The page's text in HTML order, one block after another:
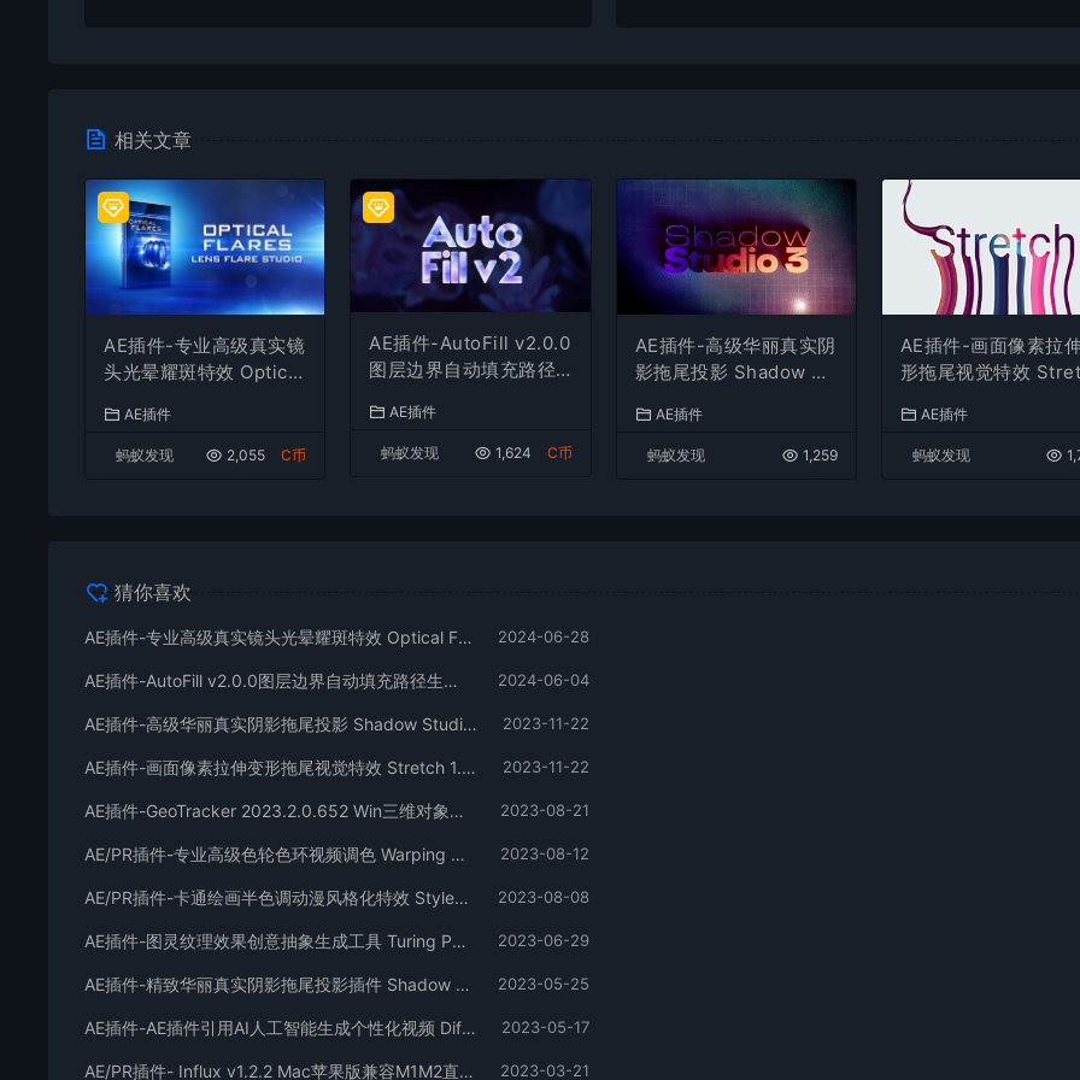
相关文章
AE插件-专业高级真实镜
头光晕耀斑特效 Optical
n AE插件
蚂蚁发现 2,055 C币
AE插件-AutoFill v2.0.0
图层边界自动填充路径
AE插件
蚂蚁发现 1,624 C币
AE插件-高级华丽真实阴
影拖尾投影 Shadow St
汉化+使用教程
AE插件
蚂蚁发现 1,259
AE插件-画面像素拉
形拖尾视觉特效
AE插件
蚂蚁发现
猜你喜欢
AE插件-专业高级真实镜头光晕耀斑特效 Optical Flares v1.3.8 (170) Win 2024-06-28
AE插件-AutoFill v2.0.0图层边界自动填充路径生长动画+使用教程 2024-06-04
AE插件-高级华丽真实阴影拖尾投影 Shadow Studio 3 v1.0.0 Win中文汉化+使用教程 2023-11-22
AE插件-画面像素拉伸变形拖尾视觉特效 Stretch 1.0 Win（中文汉化） 2023-11-22
AE插件-GeoTracker 2023.2.0.652 Win三维对象运动跟踪工具 +教程 2023-08-21
AE/PR插件-专业高级色轮色环视频调色 Warping Wheels v3.1.0 Win版 2023-08-12
AE/PR插件-卡通绘画半色调动漫风格化特效 StyleX V1.0.2.1 Win/Mac（汉化版） 2023-08-08
AE插件-图灵纹理效果创意抽象生成工具 Turing Pattern v1.0 Win中文汉化 2023-06-29
AE插件-精致华丽真实阴影拖尾投影插件 Shadow Studio 2 v1.3.3 Win版汉化 2023-05-25
AE插件-AE插件引用AI人工智能生成个性化视频 Diffusae v1.2.1 Win 2023-05-17
AE/PR插件- Influx v1.2.2 Mac苹果版兼容M1M2直接导入编辑MKV/MOV/FLV格式素材视频解码器 2023-03-21